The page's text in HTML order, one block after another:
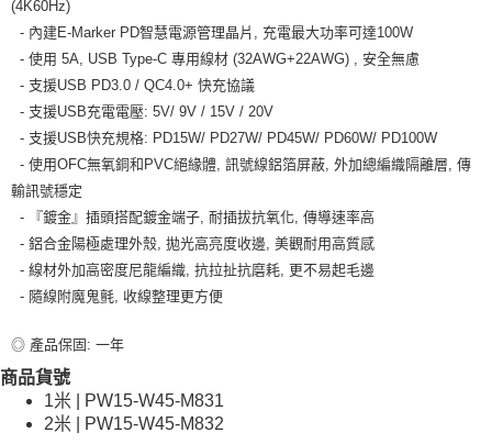
(4K60Hz)
- 內建E-Marker PD智慧電源管理晶片, 充電最大功率可達100W
- 使用 5A, USB Type-C 專用線材 (32AWG+22AWG) , 安全無慮
- 支援USB PD3.0 / QC4.0+ 快充協議
- 支援USB充電電壓: 5V/ 9V / 15V / 20V
- 支援USB快充規格: PD15W/ PD27W/ PD45W/ PD60W/ PD100W
- 使用OFC無氧銅和PVC絕緣體, 訊號線鋁箔屏蔽, 外加總編織隔離層, 傳
輸訊號穩定
- 『鍍金』插頭搭配鍍金端子, 耐插拔抗氧化, 傳導速率高
- 鋁合金陽極處理外殼, 拋光高亮度收邊, 美觀耐用高質感
- 線材外加高密度尼龍編織, 抗拉扯抗磨耗, 更不易起毛邊
- 隨線附魔鬼氈, 收線整理更方便
◎ 產品保固: 一年
商品貨號
1米 | PW15-W45-M831
2米 | PW15-W45-M832